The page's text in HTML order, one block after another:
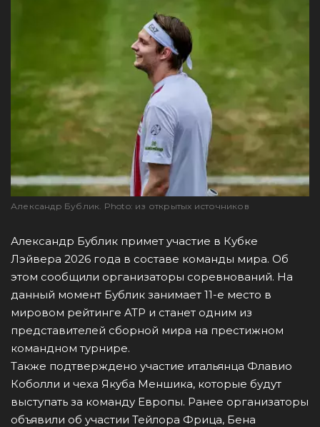
Александр Бублик. Photo: из открытых источников
Александр Бублик примет участие в Кубке
Лэйвера 2026 года в составе команды мира. Об
этом сообщили организаторы соревнований. На
данный момент Бублик занимает 11-е место в
мировом рейтинге ATP и станет одним из
представителей сборной мира на престижном
командном турнире.
Также подтверждено участие итальянца Флавио
Коболли и чеха Якуба Меншика, которые будут
выступать за команду Европы. Ранее организаторы
объявили об участии Тейлора Фрица, Бена